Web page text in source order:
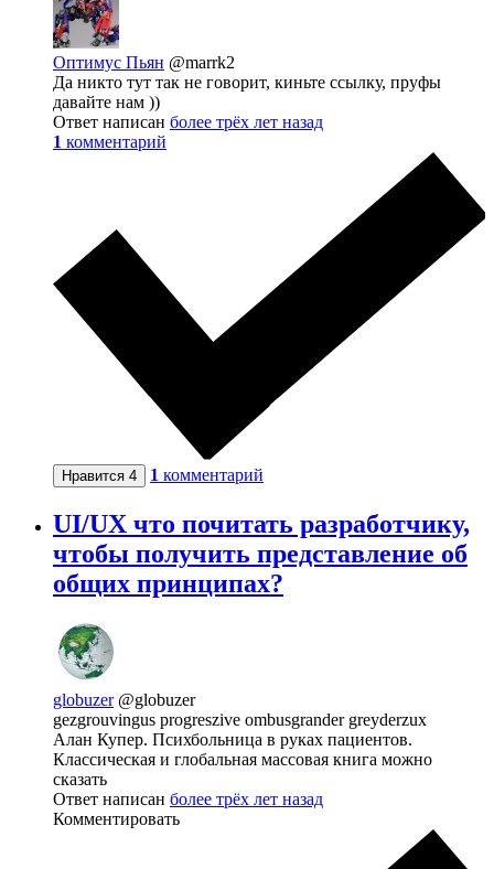
Оптимус Пьян @marrk2
Да никто тут так не говорит, киньте ссылку, пруфы
давайте нам ))
Ответ написан более трёх лет назад
1 комментарий
Нравится 4 1 комментарий
UI/UX что почитать разработчику,
чтобы получить представление об
общих принципах?
globuzer @globuzer
gezgrouvingus progreszive ombusgrander greyderzux
Алан Купер. Психбольница в руках пациентов.
Классическая и глобальная массовая книга можно
сказать
Ответ написан более трёх лет назад
Комментировать